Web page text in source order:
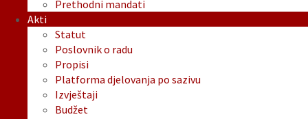
Prethodni mandati
Akti
Statut
Poslovnik o radu
Propisi
Platforma djelovanja po sazivu
Izvještaji
Budžet